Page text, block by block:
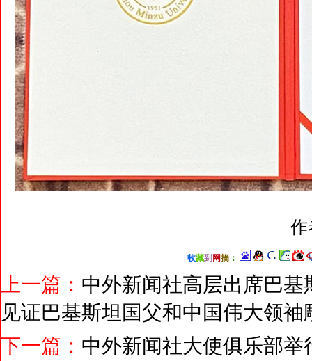
收藏到 网摘：
上一篇： 中外新闻社高层出席巴基
见证巴基斯坦国父和中国伟大领袖
下一篇： 中外新闻社大使俱乐部举